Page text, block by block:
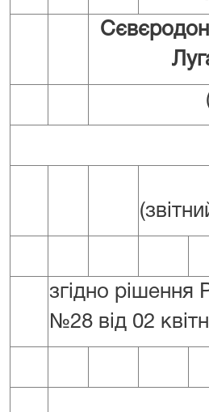
перше
згідно рішення
№28 від 02